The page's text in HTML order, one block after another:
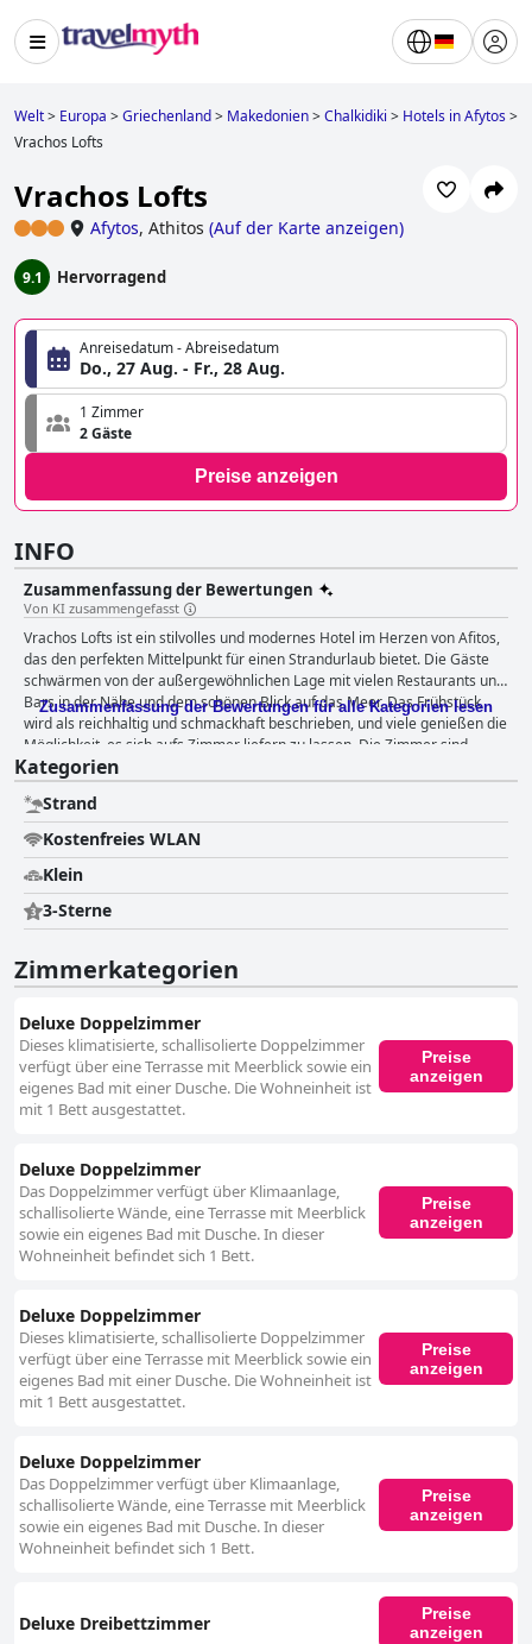
Welt> Europa >Griechenland> Makedonien>Chalkidiki > Hotels in Afytos>
Vrachos Lofts
Vrachos Lofts
Afytos, Athitos (Auf der Karte anzeigen)
9.1 Hervorragend
Anreisedatum - Abreisedatum
Do., 27 Aug. - Fr., 28 Aug.
1 Zimmer
2 Gäste
Preise anzeigen
INFO
Zusammenfassung der Bewertungen
Von KI zusammengefasst
Vrachos Lofts ist ein stilvolles und modernes Hotel im Herzen von Afitos,
das den perfekten Mittelpunkt für einen Strandurlaub bietet. Die Gäste
schwärmen von der außergewöhnlichen Lage mit vielen Restaurants und
Bars in der Nähe und dem schönen Blick auf das Meer. Das Frühstück
wird als reichhaltig und schmackhaft beschrieben, und viele genießen die
Möglichkeit, es sich aufs Zimmer liefern zu lassen. Die Zimmer sind
makellos und modern, mit herrlichem Blick und allen notwendigen
Annehmlichkeiten. Das Hotel legt großen Wert auf Sauberkeit und das
Personal ist bekannt dafür, sehr nett, freundlich und hilfsbereit zu sein.
Die Lage ist perfekt, nur 10-15 Minuten zu Fuß vom Strand entfernt und
die nahe gelegenen Treppen bieten einen wunderbaren Blick auf das
Meer. Insgesamt ist das Vrachos Lofts eine gute Wahl für Reisende, die
einen sauberen und komfortablen Aufenthalt mit herzlichem und
gastfreundlichem Personal schätzen.
Zusammenfassung der Bewertungen für alle Kategorien lesen
Kategorien
Strand
Kostenfreies WLAN
Klein
3-Sterne
Zimmerkategorien
Deluxe Doppelzimmer
Dieses klimatisierte, schallisolierte Doppelzimmer
verfügt über eine Terrasse mit Meerblick sowie ein
eigenes Bad mit einer Dusche. Die Wohneinheit ist
mit 1 Bett ausgestattet.
Preise
anzeigen
Deluxe Doppelzimmer
Das Doppelzimmer verfügt über Klimaanlage,
schallisolierte Wände, eine Terrasse mit Meerblick
sowie ein eigenes Bad mit Dusche. In dieser
Wohneinheit befindet sich 1 Bett.
Preise
anzeigen
Deluxe Doppelzimmer
Dieses klimatisierte, schallisolierte Doppelzimmer
verfügt über eine Terrasse mit Meerblick sowie ein
eigenes Bad mit einer Dusche. Die Wohneinheit ist
mit 1 Bett ausgestattet.
Preise
anzeigen
Deluxe Doppelzimmer
Das Doppelzimmer verfügt über Klimaanlage,
schallisolierte Wände, eine Terrasse mit Meerblick
sowie ein eigenes Bad mit Dusche. In dieser
Wohneinheit befindet sich 1 Bett.
Preise
anzeigen
Deluxe Dreibettzimmer
Preise
anzeigen